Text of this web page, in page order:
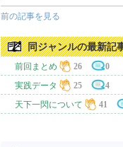
前の記事を見る
同ジャンルの最新記
前回まとめ 26 0
実践データ 25 4
天下一閃について 41